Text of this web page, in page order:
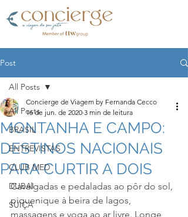
Post
All Posts
BRASIL
ENTREVISTAS
CLUB MED
DUBAI
SUIÇA
All Posts
MONTANHA E CAMPO:
DESTINOS NACIONAIS
PARA CURTIR A DOIS
Concierge de Viagem by Fernanda Cecco
16 de jun. de 2020 3 min de leitura
Cavalgadas e pedaladas ao pôr do sol,
piquenique à beira de lagos,
massagens e yoga ao ar livre. Longe